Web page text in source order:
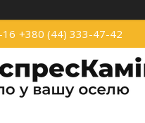
+380 (44) 333-47-42